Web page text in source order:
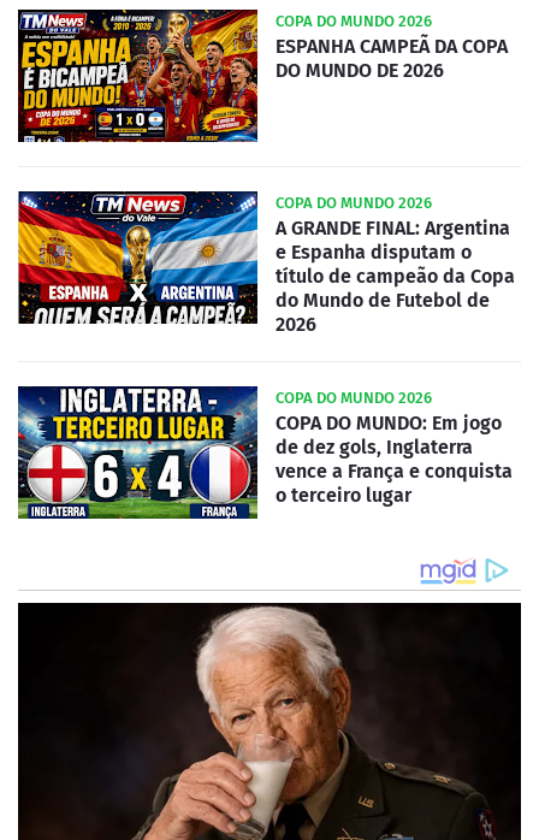
COPA DO MUNDO 2026
ESPANHA CAMPEÃ DA COPA
DO MUNDO DE 2026
COPA DO MUNDO 2026
A GRANDE FINAL: Argentina
e Espanha disputam o
título de campeão da Copa
do Mundo de Futebol de
2026
COPA DO MUNDO 2026
COPA DO MUNDO: Em jogo
de dez gols, Inglaterra
vence a França e conquista
o terceiro lugar